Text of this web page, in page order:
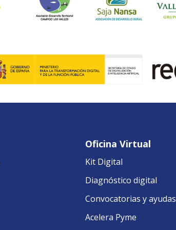
Oficina Virtual
Kit Digital
Diagnóstico digital
Convocatorias y ayudas
Acelera Pyme